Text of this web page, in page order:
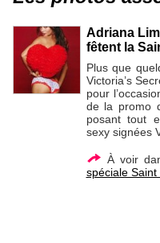
Adriana
fêtent la
Plus que
Victoria’s
pour
de la promo
posant tout
sexy signées
À voir
spéciale Saint